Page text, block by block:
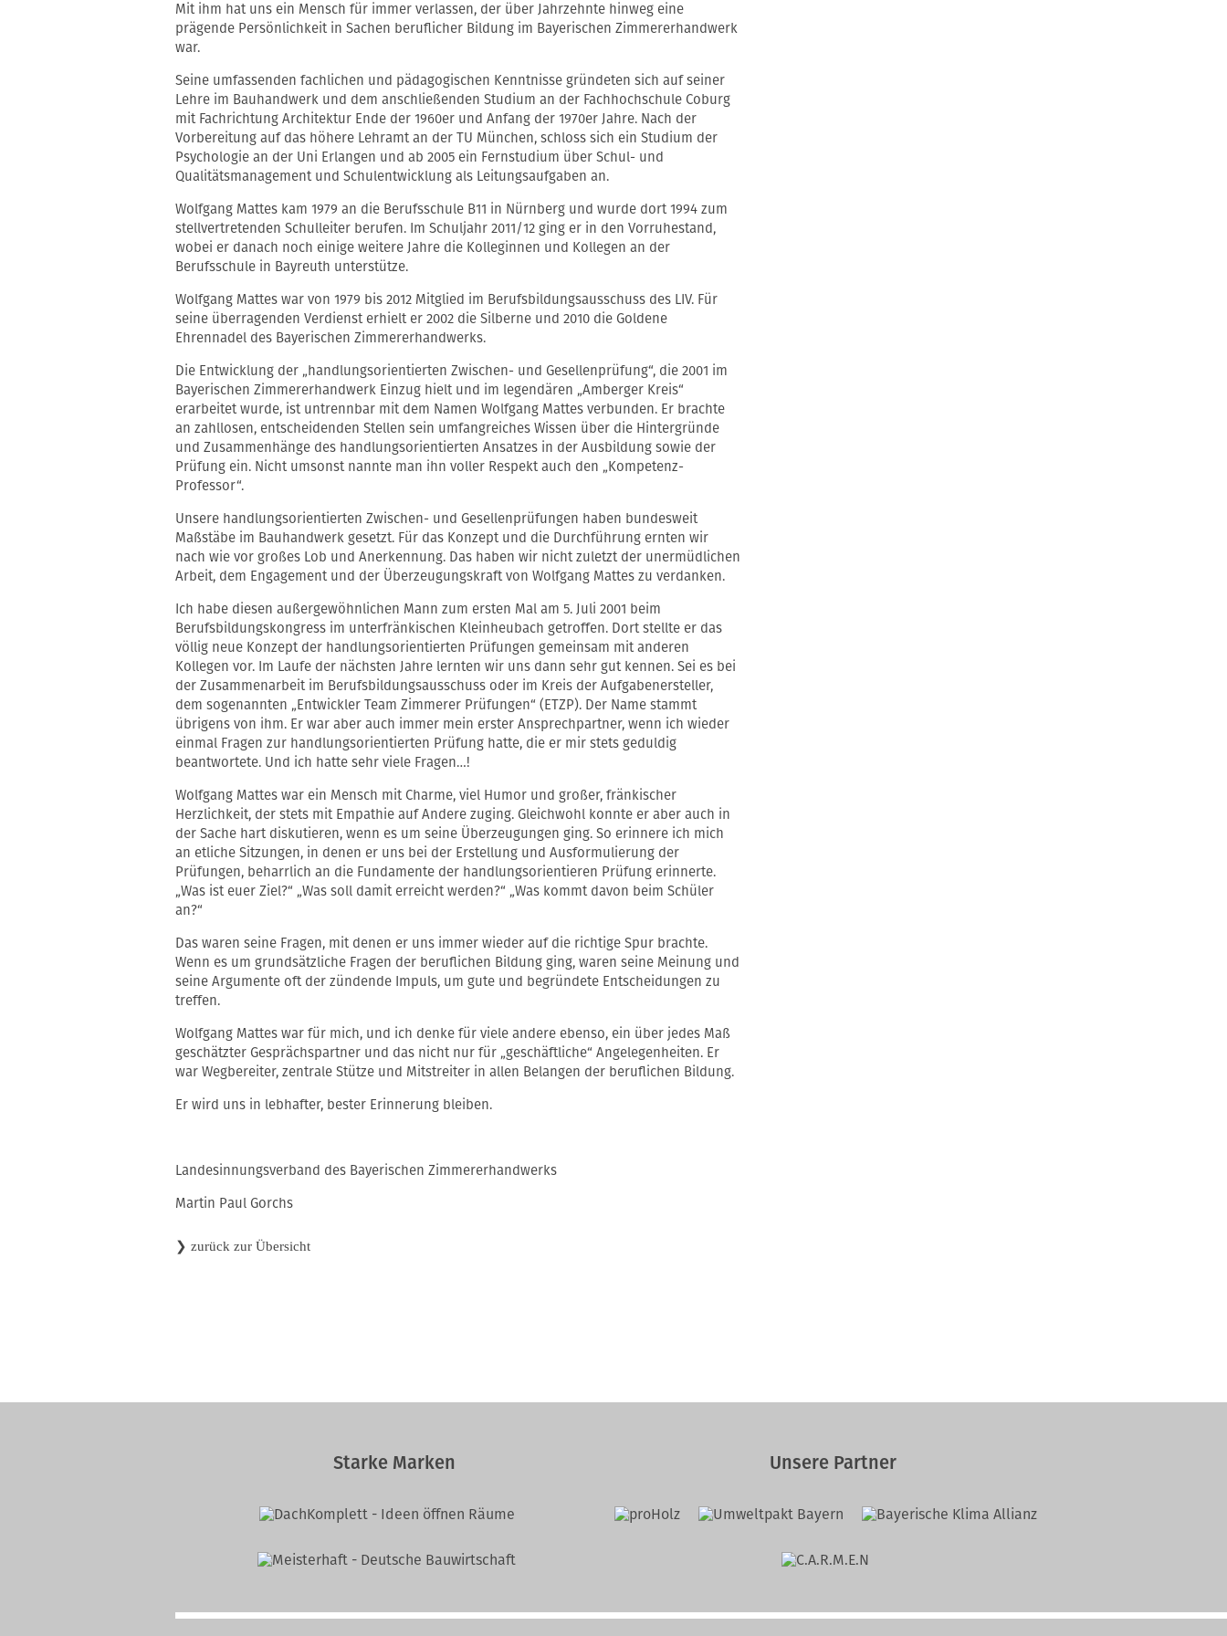
Mit ihm hat uns ein Mensch für immer verlassen, der über Jahrzehnte hinweg eine
prägende Persönlichkeit in Sachen beruflicher Bildung im Bayerischen Zimmererhandwerk
war.
Seine umfassenden fachlichen und pädagogischen Kenntnisse gründeten sich auf seiner
Lehre im Bauhandwerk und dem anschließenden Studium an der Fachhochschule Coburg
mit Fachrichtung Architektur Ende der 1960er und Anfang der 1970er Jahre. Nach der
Vorbereitung auf das höhere Lehramt an der TU München, schloss sich ein Studium der
Psychologie an der Uni Erlangen und ab 2005 ein Fernstudium über Schul- und
Qualitätsmanagement und Schulentwicklung als Leitungsaufgaben an.
Wolfgang Mattes kam 1979 an die Berufsschule B11 in Nürnberg und wurde dort 1994 zum
stellvertretenden Schulleiter berufen. Im Schuljahr 2011/12 ging er in den Vorruhestand,
wobei er danach noch einige weitere Jahre die Kolleginnen und Kollegen an der
Berufsschule in Bayreuth unterstütze.
Wolfgang Mattes war von 1979 bis 2012 Mitglied im Berufsbildungsausschuss des LIV. Für
seine überragenden Verdienst erhielt er 2002 die Silberne und 2010 die Goldene
Ehrennadel des Bayerischen Zimmererhandwerks.
Die Entwicklung der „handlungsorientierten Zwischen- und Gesellenprüfung“, die 2001 im
Bayerischen Zimmererhandwerk Einzug hielt und im legendären „Amberger Kreis“
erarbeitet wurde, ist untrennbar mit dem Namen Wolfgang Mattes verbunden. Er brachte
an zahllosen, entscheidenden Stellen sein umfangreiches Wissen über die Hintergründe
und Zusammenhänge des handlungsorientierten Ansatzes in der Ausbildung sowie der
Prüfung ein. Nicht umsonst nannte man ihn voller Respekt auch den „Kompetenz-
Professor“.
Unsere handlungsorientierten Zwischen- und Gesellenprüfungen haben bundesweit
Maßstäbe im Bauhandwerk gesetzt. Für das Konzept und die Durchführung ernten wir
nach wie vor großes Lob und Anerkennung. Das haben wir nicht zuletzt der unermüdlichen
Arbeit, dem Engagement und der Überzeugungskraft von Wolfgang Mattes zu verdanken.
Ich habe diesen außergewöhnlichen Mann zum ersten Mal am 5. Juli 2001 beim
Berufsbildungskongress im unterfränkischen Kleinheubach getroffen. Dort stellte er das
völlig neue Konzept der handlungsorientierten Prüfungen gemeinsam mit anderen
Kollegen vor. Im Laufe der nächsten Jahre lernten wir uns dann sehr gut kennen. Sei es bei
der Zusammenarbeit im Berufsbildungsausschuss oder im Kreis der Aufgabenersteller,
dem sogenannten „Entwickler Team Zimmerer Prüfungen“ (ETZP). Der Name stammt
übrigens von ihm. Er war aber auch immer mein erster Ansprechpartner, wenn ich wieder
einmal Fragen zur handlungsorientierten Prüfung hatte, die er mir stets geduldig
beantwortete. Und ich hatte sehr viele Fragen…!
Wolfgang Mattes war ein Mensch mit Charme, viel Humor und großer, fränkischer
Herzlichkeit, der stets mit Empathie auf Andere zuging. Gleichwohl konnte er aber auch in
der Sache hart diskutieren, wenn es um seine Überzeugungen ging. So erinnere ich mich
an etliche Sitzungen, in denen er uns bei der Erstellung und Ausformulierung der
Prüfungen, beharrlich an die Fundamente der handlungsorientieren Prüfung erinnerte.
„Was ist euer Ziel?“ „Was soll damit erreicht werden?“ „Was kommt davon beim Schüler
an?“
Das waren seine Fragen, mit denen er uns immer wieder auf die richtige Spur brachte.
Wenn es um grundsätzliche Fragen der beruflichen Bildung ging, waren seine Meinung und
seine Argumente oft der zündende Impuls, um gute und begründete Entscheidungen zu
treffen.
Wolfgang Mattes war für mich, und ich denke für viele andere ebenso, ein über jedes Maß
geschätzter Gesprächspartner und das nicht nur für „geschäftliche“ Angelegenheiten. Er
war Wegbereiter, zentrale Stütze und Mitstreiter in allen Belangen der beruflichen Bildung.
Er wird uns in lebhafter, bester Erinnerung bleiben.
Landesinnungsverband des Bayerischen Zimmererhandwerks
Martin Paul Gorchs
❯ zurück zur Übersicht
Starke Marken Unsere Partner